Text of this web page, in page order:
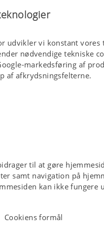
udvikler vi konstant
nødvendige tekniske
markedsføring af
af afkrydsningsfelterne.
til at gøre
samt navigation på
kan ikke
Cookiens formål